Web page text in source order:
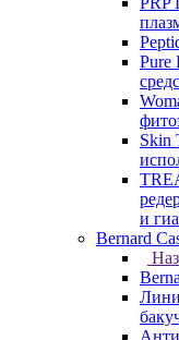
Pure
Skin
и
Bernard